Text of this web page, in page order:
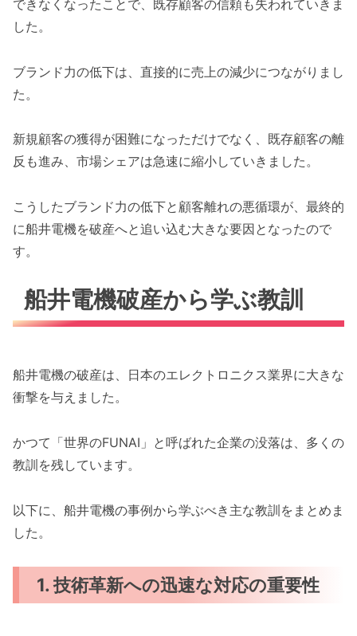
できなくなったことで、既存顧客の信頼も失われていきま
した。
ブランド力の低下は、直接的に売上の減少につながりまし
た。
新規顧客の獲得が困難になっただけでなく、既存顧客の離
反も進み、市場シェアは急速に縮小していきました。
こうしたブランド力の低下と顧客離れの悪循環が、最終的
に船井電機を破産へと追い込む大きな要因となったので
す。
船井電機破産から学ぶ教訓
船井電機の破産は、日本のエレクトロニクス業界に大きな
衝撃を与えました。
かつて「世界のFUNAI」と呼ばれた企業の没落は、多くの
教訓を残しています。
以下に、船井電機の事例から学ぶべき主な教訓をまとめま
した。
1. 技術革新への迅速な対応の重要性